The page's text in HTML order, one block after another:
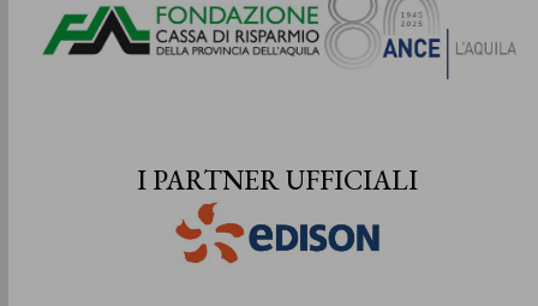
I PARTNER UFFICIALI